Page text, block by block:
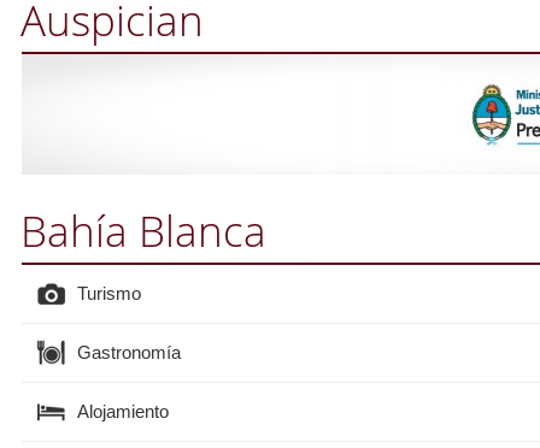
Auspician
Bahía Blanca
Turismo
Gastronomía
Alojamiento